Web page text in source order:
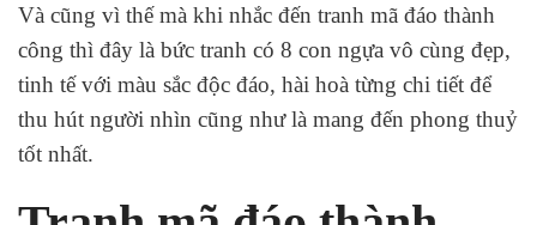
Và cũng vì thế mà khi nhắc đến tranh mã đáo thành
công thì đây là bức tranh có 8 con ngựa vô cùng đẹp,
tinh tế với màu sắc độc đáo, hài hoà từng chi tiết để
thu hút người nhìn cũng như là mang đến phong thuỷ
tốt nhất.